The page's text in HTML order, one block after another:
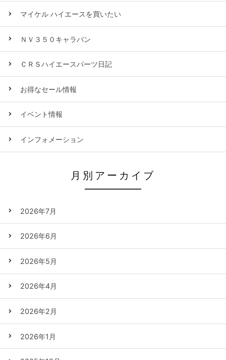
マイケル ハイエースを買いたい
ＮＶ３５０キャラバン
ＣＲＳハイエースパーツ日記
お得なセール情報
イベント情報
インフォメーション
月別アーカイブ
2026年7月
2026年6月
2026年5月
2026年4月
2026年2月
2026年1月